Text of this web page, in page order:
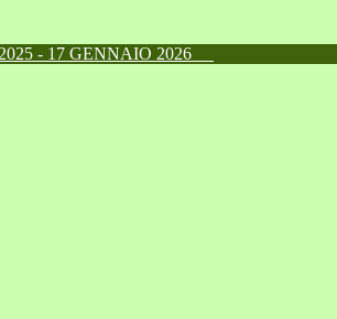
- 17 GENNAIO 2026